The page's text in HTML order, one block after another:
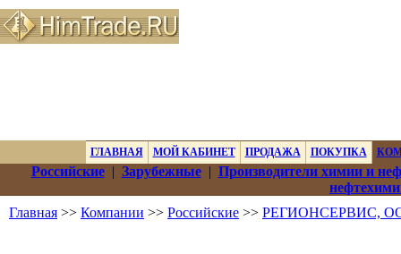
ГЛАВНАЯ МОЙ КАБИНЕТ ПРОДАЖА ПОКУПКА
Российские| Зарубежные| Производители химии и
Главная >> Компании >> Российские >> РЕГИОНСЕРВИС,